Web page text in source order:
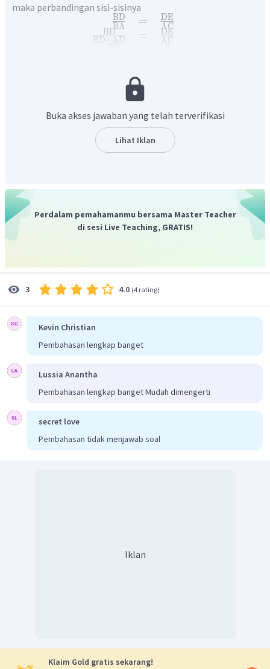
maka perbandingan sisi-sisinya
BA
BD
BD AD
BD
BD
=
=
=
=
AC
DE
AC
DE
5
12 cm
Dengan demikian, panjang BD adalah 12 cm.
Buka akses jawaban yang telah terverifikasi
Lihat Iklan
Perdalam pemahamanmu bersama Master Teacher
di sesi Live Teaching, GRATIS!
3 4.0 (4 rating)
Kevin Christian
Pembahasan lengkap banget
Lussia Anantha
Pembahasan lengkap banget Mudah dimengerti
secret love
Pembahasan tidak menjawab soal
Iklan
Klaim Gold gratis sekarang!